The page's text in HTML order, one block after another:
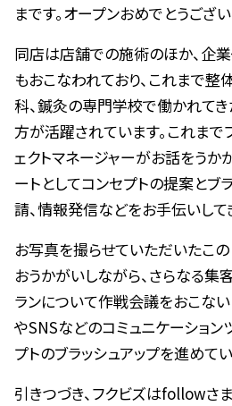
まです。オープンおめでとうござい
同店は店舗での施術のほか、企
もおこなわれており、これまで
科、鍼灸の専門学校で働かれて
方が活躍されています。これま
ェクトマネージャーがお話をうか
ートとしてコンセプトの提案とブ
請、情報発信などをお手伝いして
お写真を撮らせていただいたこ
おうかがいしながら、さらなる
ランについて作戦会議をおこな
やSNSなどのコミュニケーショ
プトのブラッシュアップを進めてい
引きつづき、フクビズはfollowさ